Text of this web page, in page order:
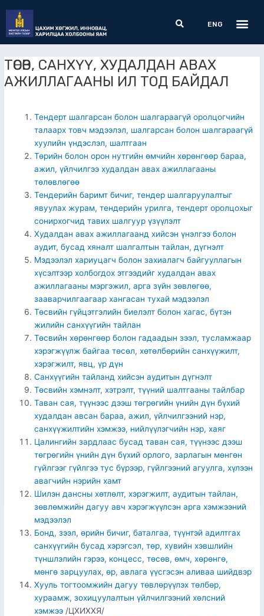
content
Search
ENG
ТӨСӨВ, САНХҮҮ, ХУДАЛДАН АВАХ
АЖИЛЛАГААНЫ ИЛ ТОД БАЙДАЛ
Тендерт шалгарсан болон шалгараагүй оролцогчийн
талаарх товч мэдээлэл, шалгарсан болон шалгараагүй
хуулийн үндэслэл, шалтгаан
Төрийн болон орон нутгийн өмчийн хөрөнгөөр бараа,
ажил, үйлчилгээ худалдан авах ажиллагааны
төлөвлөгөө
Тендерийн баримт бичиг, тендер шалгаруулалтыг
явуулах журам, тендерийн урилга, тендерт оролцохыг
сонирхогчид тавих шалгуур үзүүлэлт
Худалдан авах ажиллагаанд хийсэн үнэлгээ болон
аудит, бусад хяналт шалгалтын тайлан, дүгнэлт
Мэдээлэл хариуцагч болон захиалагч байгууллагын
хүсэлтээр холбогдох этгээдийг худалдан авах
ажиллагааны мэргэжил, арга зүйн зөвлөгөө,
зааварчилгаагаар хангасан тухай мэдээлэл
Төсвийн гүйцэтгэлийн биелэлт болон хагас, бүтэн
жилийн санхүүгийн тайлан
Төсвийн хөрөнгөөр болон гадаадын зээл, тусламжаар
хэрэгжүүлж байгаа төсөл, хөтөлбөрийн санхүүжилт,
хэрэгжилт, явц, үр дүн
Санхүүгийн тайланд хийсэн аудитын дүгнэлт
Төсвийн хэмнэлт, хэтрэлт, түүний шалтгааны тайлбар
Таван сая, түүнээс дээш төгрөгийн үнийн дүн бүхий
худалдан авсан бараа, ажил, үйлчилгээний нэр,
санхүүжилтийн хэмжээ, нийлүүлэгчийн нэр, хаяг
Цалингийн зардлаас бусад таван сая, түүнээс дээш
төгрөгийн үнийн дүн бүхий орлого, зарлагын мөнгөн
гүйлгээг гүйлгээ тус бүрээр, гүйлгээний агуулга, хүлээн
авагчийн нэрийн хамт
Шилэн дансны хөтлөлт, хэрэгжилт, аудитын тайлан,
зөвлөмжийн дагуу авч хэрэгжүүлсэн арга хэмжээний
мэдээлэл
Бонд, зээл, өрийн бичиг, баталгаа, түүнтэй адилтгах
санхүүгийн бусад хэрэгсэл, төр, хувийн хэвшлийн
түншлэлийн гэрээ, концесс, төсөв, өмч, хөрөнгө,
мөнгө зарцуулах, өр, авлага үүсгэсэн аливаа шийдвэр
Хууль тогтоомжийн дагуу төвлөрүүлэх төлбөр,
хураамж, зохицуулалтын үйлчилгээний хөлсний
хэмжээ/ЦХИХХЯ/